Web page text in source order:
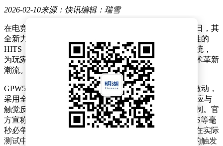
2026-02-10来源：快讯编辑：瑞雪
在电竞外设领域，罗技始终是创新与品质的代名词。近日，其
全新力作——GPW5雪豹电竞鼠标正式登场，凭借革命性的
HITS（Haptic Inductive Trigger System）触觉感应触发系统，
为玩家带来前所未有的操作体验，再次引领电竞鼠标技术革新
潮流。
GPW5雪豹最大的亮点在于彻底摒弃了传统机械和光学微动，
采用全新的HITS电磁“微动”技术。这一技术通过电磁感应与
触觉反馈电机相结合，实现了按键触发与复位的精准控制。官
方宣称，该技术可降低30毫秒的鼠标点击延迟，对于FPS等毫
秒必争的竞技游戏而言，这一提升无疑具有重大意义。在实际
测试中，GPW5雪豹在高速点击场景下表现出色，较低的触发